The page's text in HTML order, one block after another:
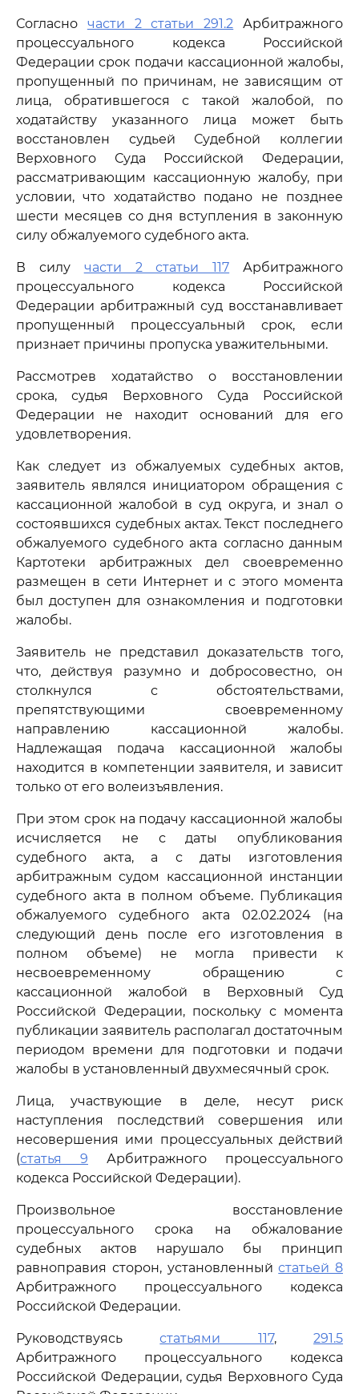
Согласно части 2 статьи 291.2 Арбитражного
процессуального кодекса Российской
Федерации срок подачи кассационной жалобы,
пропущенный по причинам, не зависящим от
лица, обратившегося с такой жалобой, по
ходатайству указанного лица может быть
восстановлен судьей Судебной коллегии
Верховного Суда Российской Федерации,
рассматривающим кассационную жалобу, при
условии, что ходатайство подано не позднее
шести месяцев со дня вступления в законную
силу обжалуемого судебного акта.
В силу части 2 статьи 117 Арбитражного
процессуального кодекса Российской
Федерации арбитражный суд восстанавливает
пропущенный процессуальный срок, если
признает причины пропуска уважительными.
Рассмотрев ходатайство о восстановлении
срока, судья Верховного Суда Российской
Федерации не находит оснований для его
удовлетворения.
Как следует из обжалуемых судебных актов,
заявитель являлся инициатором обращения с
кассационной жалобой в суд округа, и знал о
состоявшихся судебных актах. Текст последнего
обжалуемого судебного акта согласно данным
Картотеки арбитражных дел своевременно
размещен в сети Интернет и с этого момента
был доступен для ознакомления и подготовки
жалобы.
Заявитель не представил доказательств того,
что, действуя разумно и добросовестно, он
столкнулся с обстоятельствами,
препятствующими своевременному
направлению кассационной жалобы.
Надлежащая подача кассационной жалобы
находится в компетенции заявителя, и зависит
только от его волеизъявления.
При этом срок на подачу кассационной жалобы
исчисляется не с даты опубликования
судебного акта, а с даты изготовления
арбитражным судом кассационной инстанции
судебного акта в полном объеме. Публикация
обжалуемого судебного акта 02.02.2024 (на
следующий день после его изготовления в
полном объеме) не могла привести к
несвоевременному обращению с
кассационной жалобой в Верховный Суд
Российской Федерации, поскольку с момента
публикации заявитель располагал достаточным
периодом времени для подготовки и подачи
жалобы в установленный двухмесячный срок.
Лица, участвующие в деле, несут риск
наступления последствий совершения или
несовершения ими процессуальных действий
(статья 9 Арбитражного процессуального
кодекса Российской Федерации).
Произвольное восстановление
процессуального срока на обжалование
судебных актов нарушало бы принцип
равноправия сторон, установленныйстатьей 8
Арбитражного процессуального кодекса
Российской Федерации.
Руководствуясьстатьями 117,291.5
Арбитражного процессуального кодекса
Российской Федерации, судья Верховного Суда